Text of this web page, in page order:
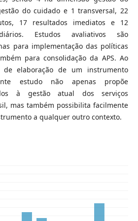
do cuidado e 1 transversal, 22
17 resultados imediatos e 12
Estudos avaliativos são
para implementação das políticas
para consolidação da APS. Ao
de elaboração de um instrumento
estudo não apenas propõe
à gestão atual dos serviços
mas também possibilita facilmente
a qualquer outro contexto.